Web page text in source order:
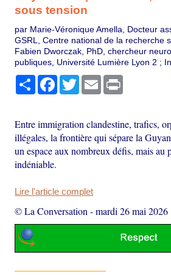
sous tension
par Marie-Véronique Amella, Docteur
GSRL, Centre national de la recherche
Fabien Dworczak, PhD, chercheur
publiques, Université Lumière Lyon 2 ;
PartagerFacebook
TwitterEmail
Entre immigration clandestine, trafics,
illégales, la frontière qui sépare la
un espace aux nombreux défis, mais au
indéniable.
Lire l'article complet
© La Conversation -mardi 26 mai 2026